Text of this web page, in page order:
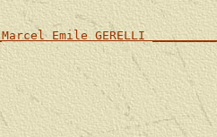
Emile GERELLI
|
|
|